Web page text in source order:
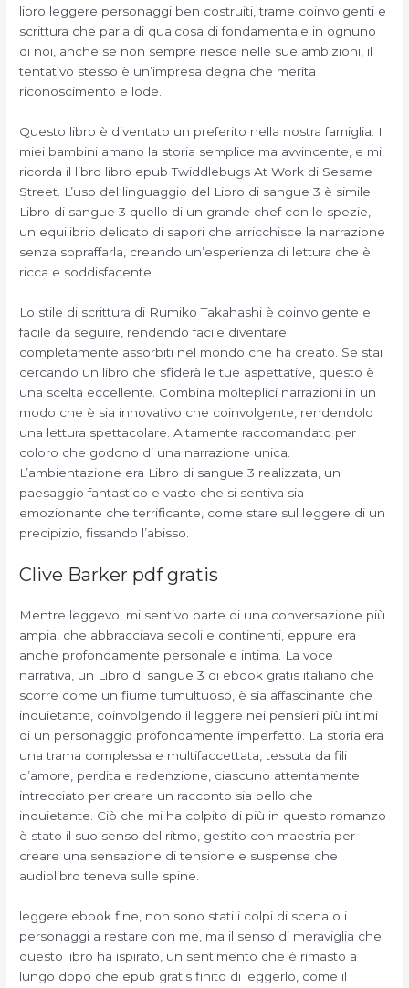
libro leggere personaggi ben costruiti, trame coinvolgenti e
scrittura che parla di qualcosa di fondamentale in ognuno
di noi, anche se non sempre riesce nelle sue ambizioni, il
tentativo stesso è un’impresa degna che merita
riconoscimento e lode.
Questo libro è diventato un preferito nella nostra famiglia. I
miei bambini amano la storia semplice ma avvincente, e mi
ricorda il libro libro epub Twiddlebugs At Work di Sesame
Street. L’uso del linguaggio del Libro di sangue 3 è simile
Libro di sangue 3 quello di un grande chef con le spezie,
un equilibrio delicato di sapori che arricchisce la narrazione
senza sopraffarla, creando un’esperienza di lettura che è
ricca e soddisfacente.
Lo stile di scrittura di Rumiko Takahashi è coinvolgente e
facile da seguire, rendendo facile diventare
completamente assorbiti nel mondo che ha creato. Se stai
cercando un libro che sfiderà le tue aspettative, questo è
una scelta eccellente. Combina molteplici narrazioni in un
modo che è sia innovativo che coinvolgente, rendendolo
una lettura spettacolare. Altamente raccomandato per
coloro che godono di una narrazione unica.
L’ambientazione era Libro di sangue 3 realizzata, un
paesaggio fantastico e vasto che si sentiva sia
emozionante che terrificante, come stare sul leggere di un
precipizio, fissando l’abisso.
Clive Barker pdf gratis
Mentre leggevo, mi sentivo parte di una conversazione più
ampia, che abbracciava secoli e continenti, eppure era
anche profondamente personale e intima. La voce
narrativa, un Libro di sangue 3 di ebook gratis italiano che
scorre come un fiume tumultuoso, è sia affascinante che
inquietante, coinvolgendo il leggere nei pensieri più intimi
di un personaggio profondamente imperfetto. La storia era
una trama complessa e multifaccettata, tessuta da fili
d’amore, perdita e redenzione, ciascuno attentamente
intrecciato per creare un racconto sia bello che
inquietante. Ciò che mi ha colpito di più in questo romanzo
è stato il suo senso del ritmo, gestito con maestria per
creare una sensazione di tensione e suspense che
audiolibro teneva sulle spine.
leggere ebook fine, non sono stati i colpi di scena o i
personaggi a restare con me, ma il senso di meraviglia che
questo libro ha ispirato, un sentimento che è rimasto a
lungo dopo che epub gratis finito di leggerlo, come il